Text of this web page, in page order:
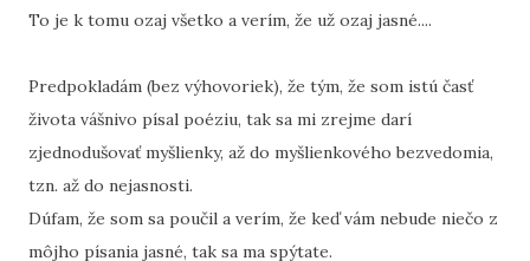
To je k tomu ozaj všetko a verím, že už ozaj jasné....
Predpokladám (bez výhovoriek), že tým, že som istú časť
života vášnivo písal poéziu, tak sa mi zrejme darí
zjednodušovať myšlienky, až do myšlienkového bezvedomia,
tzn. až do nejasnosti.
Dúfam, že som sa poučil a verím, že keď vám nebude niečo z
môjho písania jasné, tak sa ma spýtate.